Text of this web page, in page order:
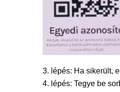
3. lépés: Ha sikerült,
4. lépés: Tegye be